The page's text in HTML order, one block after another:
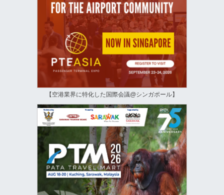
【空港業界に特化した国際会議@シンガポール】